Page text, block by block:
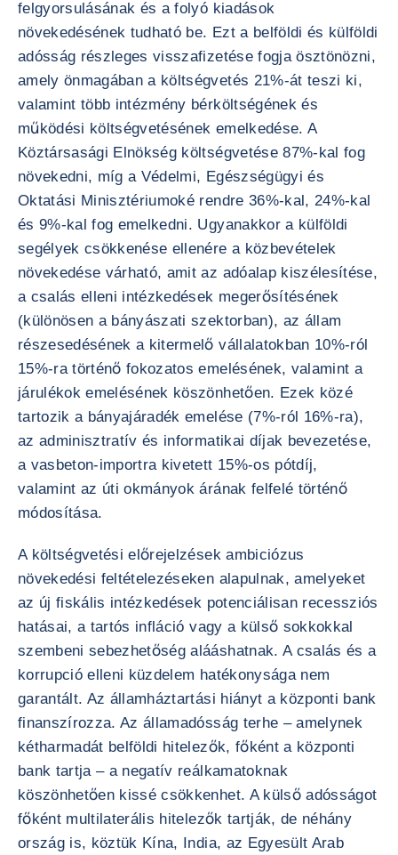
felgyorsulásának és a folyó kiadások
növekedésének tudható be. Ezt a belföldi és külföldi
adósság részleges visszafizetése fogja ösztönözni,
amely önmagában a költségvetés 21%-át teszi ki,
valamint több intézmény bérköltségének és
működési költségvetésének emelkedése. A
Köztársasági Elnökség költségvetése 87%-kal fog
növekedni, míg a Védelmi, Egészségügyi és
Oktatási Minisztériumoké rendre 36%-kal, 24%-kal
és 9%-kal fog emelkedni. Ugyanakkor a külföldi
segélyek csökkenése ellenére a közbevételek
növekedése várható, amit az adóalap kiszélesítése,
a csalás elleni intézkedések megerősítésének
(különösen a bányászati szektorban), az állam
részesedésének a kitermelő vállalatokban 10%-ról
15%-ra történő fokozatos emelésének, valamint a
járulékok emelésének köszönhetően. Ezek közé
tartozik a bányajáradék emelése (7%-ról 16%-ra),
az adminisztratív és informatikai díjak bevezetése,
a vasbeton-importra kivetett 15%-os pótdíj,
valamint az úti okmányok árának felfelé történő
módosítása.
A költségvetési előrejelzések ambiciózus
növekedési feltételezéseken alapulnak, amelyeket
az új fiskális intézkedések potenciálisan recessziós
hatásai, a tartós infláció vagy a külső sokkokkal
szembeni sebezhetőség alááshatnak. A csalás és a
korrupció elleni küzdelem hatékonysága nem
garantált. Az államháztartási hiányt a központi bank
finanszírozza. Az államadósság terhe – amelynek
kétharmadát belföldi hitelezők, főként a központi
bank tartja – a negatív reálkamatoknak
köszönhetően kissé csökkenhet. A külső adósságot
főként multilaterális hitelezők tartják, de néhány
ország is, köztük Kína, India, az Egyesült Arab